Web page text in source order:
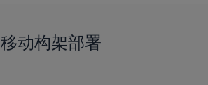
移动构架部署